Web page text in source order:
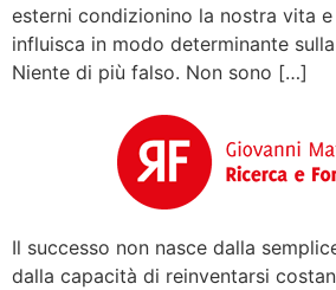
esterni condizionino la nostra vita e
influisca in modo determinante
Niente di più falso. Non sono […]
Il successo non nasce dalla
dalla capacità di reinventarsi